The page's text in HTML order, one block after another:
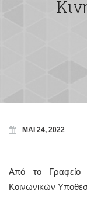
ΜΆΙ 24, 2022
Από το Γραφείο
Κοινωνικών